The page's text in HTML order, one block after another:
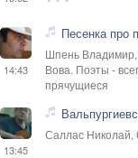
14:43
Песенка про
Шпень Владимир,
Вова. Поэты -
прячущиеся
13:45
Саллас Николай,